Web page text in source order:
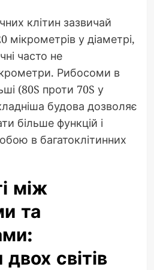
клітин зазвичай
мікрометрів у діаметрі,
часто не
Рибосоми в
(80S проти 70S у
будова дозволяє
більше функцій і
в багатоклітинних
між
та
світів